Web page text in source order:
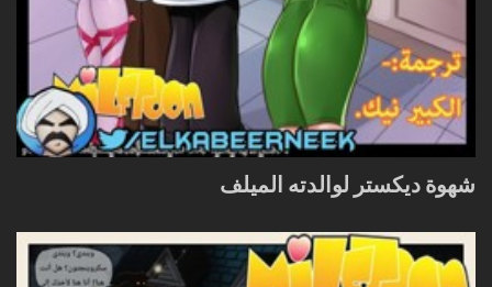
شهوة ديكستر لوالدته الميلف